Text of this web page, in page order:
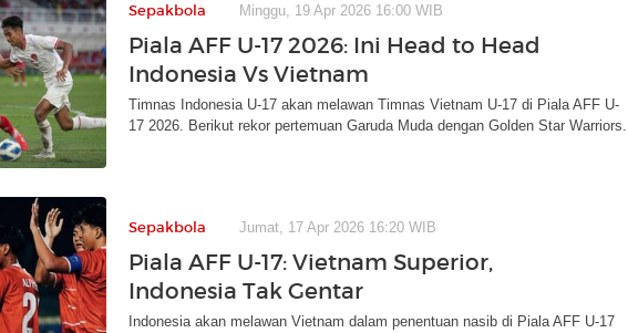
Sepakbola Minggu, 19 Apr 2026 16:00 WIB
Piala AFF U-17 2026: Ini Head to Head
Indonesia Vs Vietnam
Timnas Indonesia U-17 akan melawan Timnas Vietnam U-17 di Piala AFF U-
17 2026. Berikut rekor pertemuan Garuda Muda dengan Golden Star Warriors.
Sepakbola Jumat, 17 Apr 2026 16:20 WIB
Piala AFF U-17: Vietnam Superior,
Indonesia Tak Gentar
Indonesia akan melawan Vietnam dalam penentuan nasib di Piala AFF U-17